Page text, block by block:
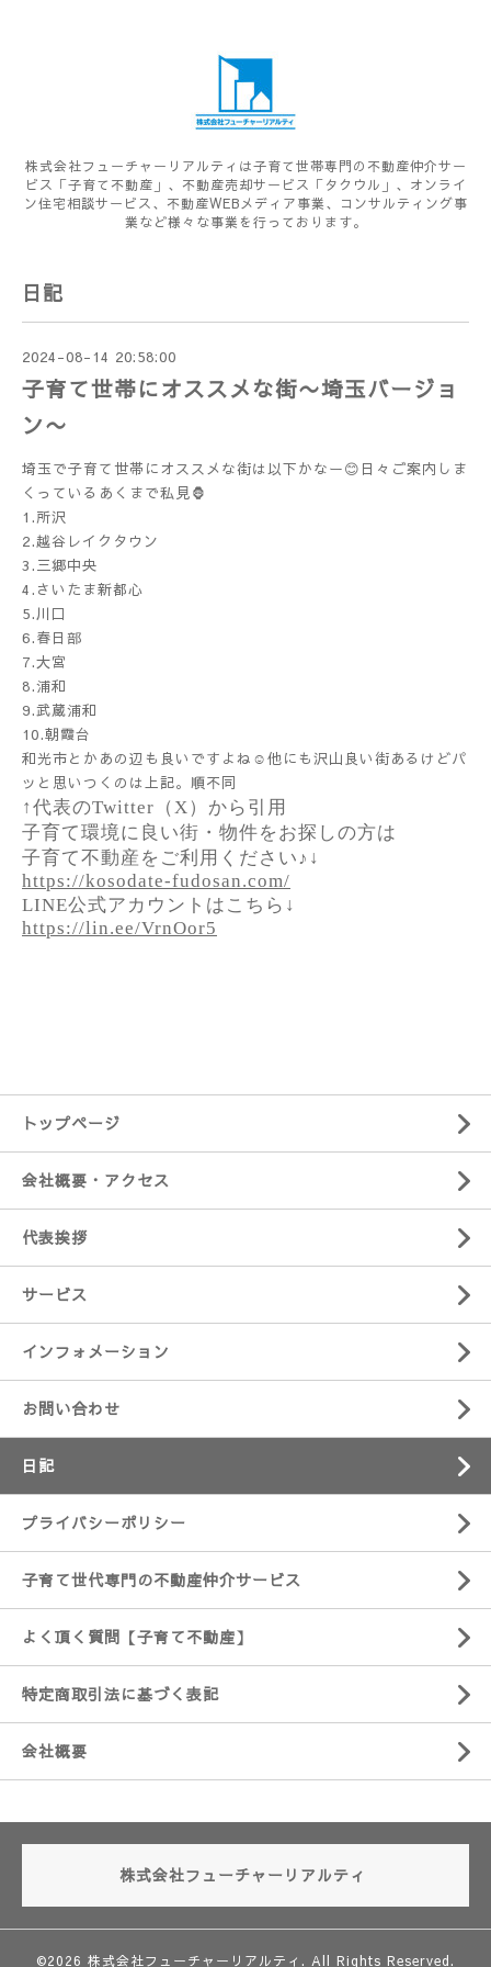
株式会社フューチャーリアルティは子育て世帯専門の不動産仲介サー
ビス「子育て不動産」、不動産売却サービス「タクウル」、オンライ
ン住宅相談サービス、不動産WEBメディア事業、コンサルティング事
業など様々な事業を行っております。
日記
2024-08-14 20:58:00
子育て世帯にオススメな街〜埼玉バージョ
ン〜
埼玉で子育て世帯にオススメな街は以下かなー😊日々ご案内しま
くっているあくまで私見🦍
1.所沢
2.越谷レイクタウン
3.三郷中央
4.さいたま新都心
5.川口
6.春日部
7.大宮
8.浦和
9.武蔵浦和
10.朝霞台
和光市とかあの辺も良いですよね☺️他にも沢山良い街あるけどパ
ッと思いつくのは上記。順不同
↑代表のTwitter（X）から引用
子育て環境に良い街・物件をお探しの方は
子育て不動産をご利用ください♪↓
https://kosodate-fudosan.com/
LINE公式アカウントはこちら↓
https://lin.ee/VrnOor5
トップページ
会社概要・アクセス
代表挨拶
サービス
インフォメーション
お問い合わせ
日記
プライバシーポリシー
子育て世代専門の不動産仲介サービス
よく頂く質問【子育て不動産】
特定商取引法に基づく表記
会社概要
株式会社フューチャーリアルティ
©2026 株式会社フューチャーリアルティ . All Rights Reserved.